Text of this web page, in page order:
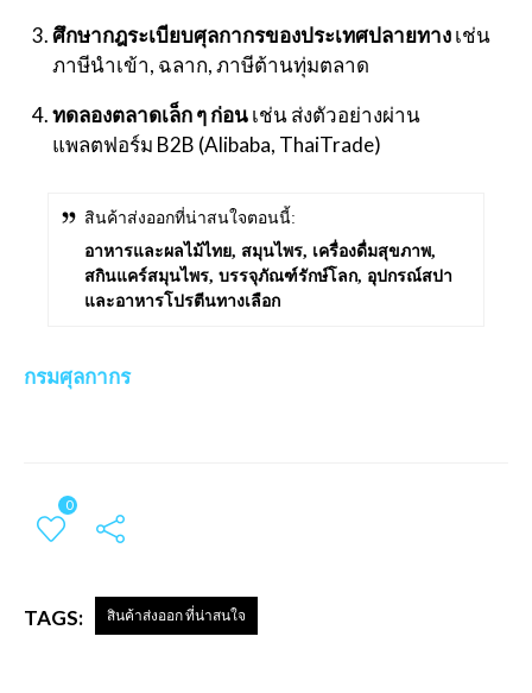
ศึกษากฎระเบียบศุลกากรของประเทศปลายทางเช่น
ภาษีนำเข้า, ฉลาก, ภาษีต้านทุ่มตลาด
ทดลองตลาดเล็ก ๆ ก่อนเช่น ส่งตัวอย่างผ่าน
แพลตฟอร์ม B2B (Alibaba, ThaiTrade)
สินค้าส่งออกที่น่าสนใจตอนนี้:
อาหารและผลไม้ไทย, สมุนไพร, เครื่องดื่มสุขภาพ,
สกินแคร์สมุนไพร, บรรจุภัณฑ์รักษ์โลก, อุปกรณ์สปา
และอาหารโปรตีนทางเลือก
กรมศุลกากร
0
TAGS: สินค้าส่งออก ที่น่าสนใจ